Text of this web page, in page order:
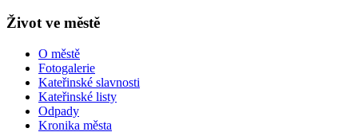
Život ve městě
O městě
Fotogalerie
Kateřinské slavnosti
Kateřinské listy
Odpady
Kronika města